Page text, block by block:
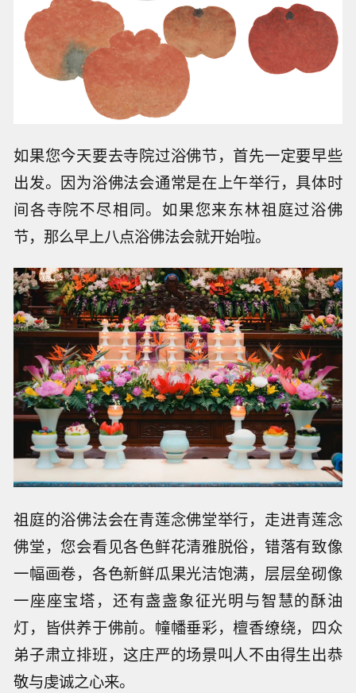
如果您今天要去寺院过浴佛节，首先一定要早些
出发。因为浴佛法会通常是在上午举行，具体时
间各寺院不尽相同。如果您来东林祖庭过浴佛
节，那么早上八点浴佛法会就开始啦。
祖庭的浴佛法会在青莲念佛堂举行，走进青莲念
佛堂，您会看见各色鲜花清雅脱俗，错落有致像
一幅画卷，各色新鲜瓜果光洁饱满，层层垒砌像
一座座宝塔，还有盏盏象征光明与智慧的酥油
灯，皆供养于佛前。幢幡垂彩，檀香缭绕，四众
弟子肃立排班，这庄严的场景叫人不由得生出恭
敬与虔诚之心来。